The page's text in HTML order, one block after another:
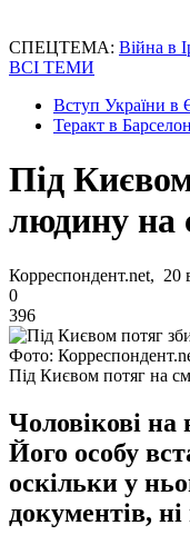
СПЕЦТЕМА: Війна в
ВСІ ТЕМИ
Вступ України в
Теракт в
Під
людину на
Корреспондент.net, 20
0
396
Фото:
Під Києвом потяг на
Чоловікові на
Його особу
оскільки у
документів,